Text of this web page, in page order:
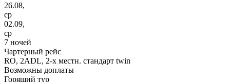
26.08,
ср
02.09,
ср
7 ночей
Чартерный рейс
RO, 2ADL, 2-х местн. стандарт twin
Возможны доплаты
Горящий тур